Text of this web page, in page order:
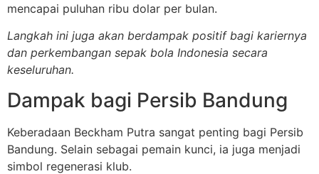
mencapai puluhan ribu dolar per bulan.
Langkah ini juga akan berdampak positif bagi kariernya
dan perkembangan sepak bola Indonesia secara
keseluruhan.
Dampak bagi Persib Bandung
Keberadaan Beckham Putra sangat penting bagi Persib
Bandung. Selain sebagai pemain kunci, ia juga menjadi
simbol regenerasi klub.